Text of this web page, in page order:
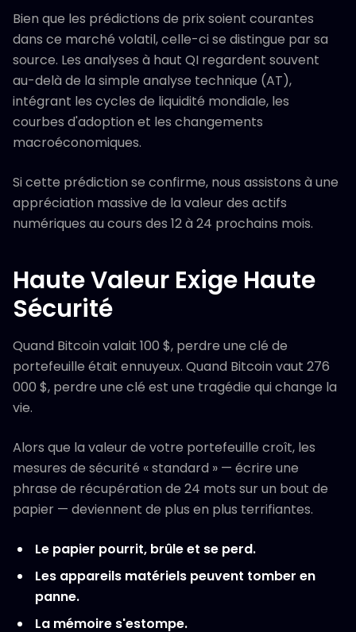
Bien que les prédictions de prix soient courantes
dans ce marché volatil, celle-ci se distingue par sa
source. Les analyses à haut QI regardent souvent
au-delà de la simple analyse technique (AT),
intégrant les cycles de liquidité mondiale, les
courbes d'adoption et les changements
macroéconomiques.
Si cette prédiction se confirme, nous assistons à une
appréciation massive de la valeur des actifs
numériques au cours des 12 à 24 prochains mois.
Haute Valeur Exige Haute
Sécurité
Quand Bitcoin valait 100 $, perdre une clé de
portefeuille était ennuyeux. Quand Bitcoin vaut 276
000 $, perdre une clé est une tragédie qui change la
vie.
Alors que la valeur de votre portefeuille croît, les
mesures de sécurité « standard » — écrire une
phrase de récupération de 24 mots sur un bout de
papier — deviennent de plus en plus terrifiantes.
Le papier pourrit, brûle et se perd.
Les appareils matériels peuvent tomber en
panne.
La mémoire s'estompe.